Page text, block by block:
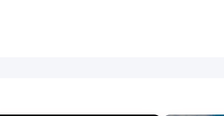
مسافران شهری، امکانات رفاهی ساده اما کاربردی را ارائه می‌دهد تا اقامتی